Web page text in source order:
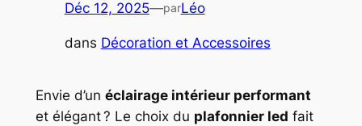
Déc 12, 2025—parLéo
dans Décoration et Accessoires
Envie d’un éclairage intérieur performant
et élégant ? Le choix du plafonnier led fait